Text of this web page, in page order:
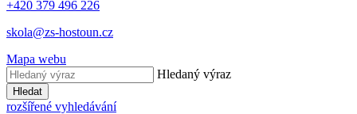
+420 379 496 226
skola@zs-hostoun.cz
Mapa webu
Hledaný výraz
Hledat
rozšířené vyhledávání